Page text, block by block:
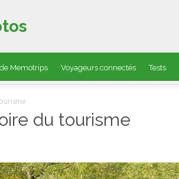
de Memotrips Voyageurs connectés Tests
du tourisme